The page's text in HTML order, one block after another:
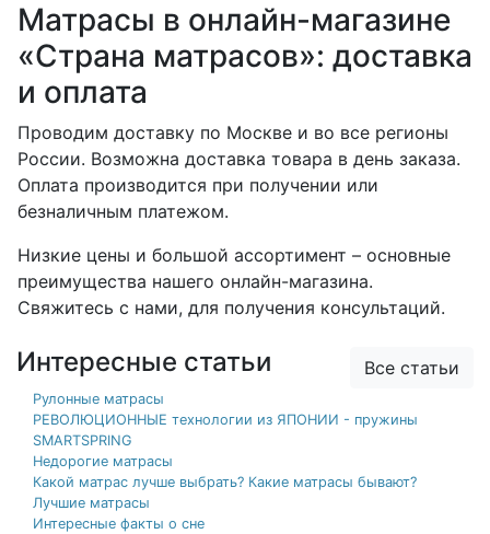
Матрасы в онлайн-магазине
«Страна матрасов»: доставка
и оплата
Проводим доставку по Москве и во все регионы
России. Возможна доставка товара в день заказа.
Оплата производится при получении или
безналичным платежом.
Низкие цены и большой ассортимент – основные
преимущества нашего онлайн-магазина.
Свяжитесь с нами, для получения консультаций.
Интересные статьи Все статьи
Рулонные матрасы
РЕВОЛЮЦИОННЫЕ технологии из ЯПОНИИ - пружины
SMARTSPRING
Недорогие матрасы
Какой матрас лучше выбрать? Какие матрасы бывают?
Лучшие матрасы
Интересные факты о сне